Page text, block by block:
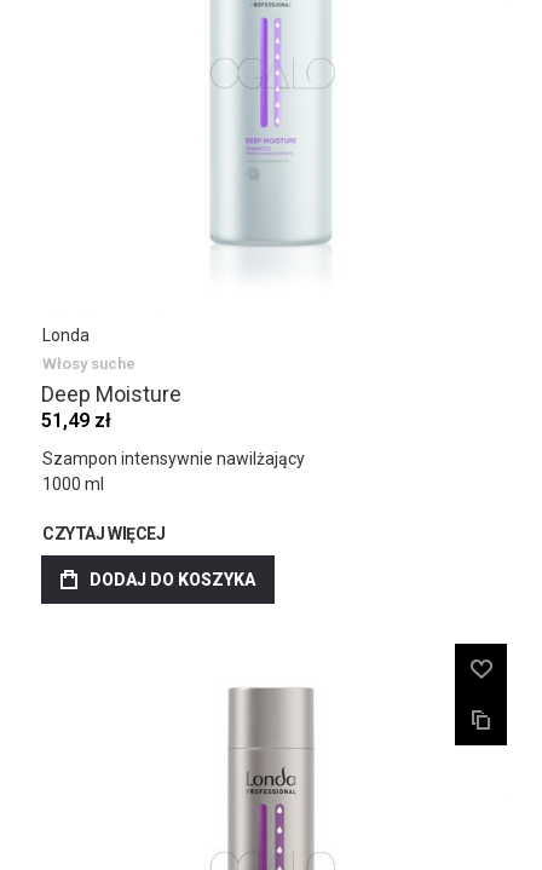
Londa
Włosy suche
Deep Moisture
51,49 zł
Szampon intensywnie nawilżający
1000 ml
CZYTAJ WIĘCEJ
DODAJ DO KOSZYKA